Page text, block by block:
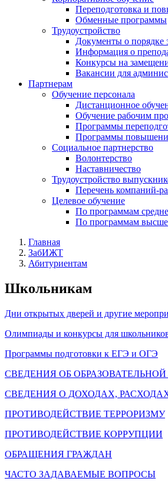
Переподготовка и
Обменные программы
Трудоустройство
Документы о порядке
Информация о
Конкурсы на
Вакансии для
Партнерам
Обучение персонала
Дистанционное
Обучение рабочим
Программы
Программы
Социальное партнерство
Волонтерство
Наставничество
Трудоустройство
Перечень компаний-
Целевое обучение
По программам
По программам
Главная
ЗабИЖТ
Абитуриентам
Школьникам
Дни открытых дверей и другие
Олимпиады и конкурсы для
Программы подготовки к ЕГЭ и ОГЭ
СВЕДЕНИЯ ОБ
СВЕДЕНИЯ О ДОХОДАХ,
ПРОТИВОДЕЙСТВИЕ ТЕРРОРИЗМУ
ПРОТИВОДЕЙСТВИЕ КОРРУПЦИИ
ОБРАЩЕНИЯ ГРАЖДАН
ЧАСТО ЗАДАВАЕМЫЕ ВОПРОСЫ